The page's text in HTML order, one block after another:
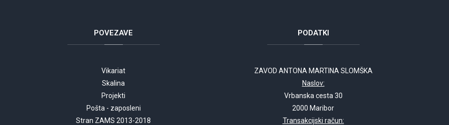
POVEZAVE
Vikariat
Skalina
Projekti
Pošta - zaposleni
Stran ZAMS 2013-2018
PODATKI
ZAVOD ANTONA MARTINA SLOMŠKA
Naslov:
Vrbanska cesta 30
2000 Maribor
Transakcijski račun: